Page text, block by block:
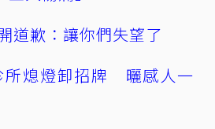
道歉：讓你們失望了
所熄燈卸招牌 曬感人一